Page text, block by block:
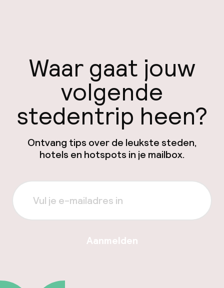
Waar gaat jouw
volgende
stedentrip heen?
Ontvang tips over de leukste steden,
hotels en hotspots in je mailbox.
Aanmelden